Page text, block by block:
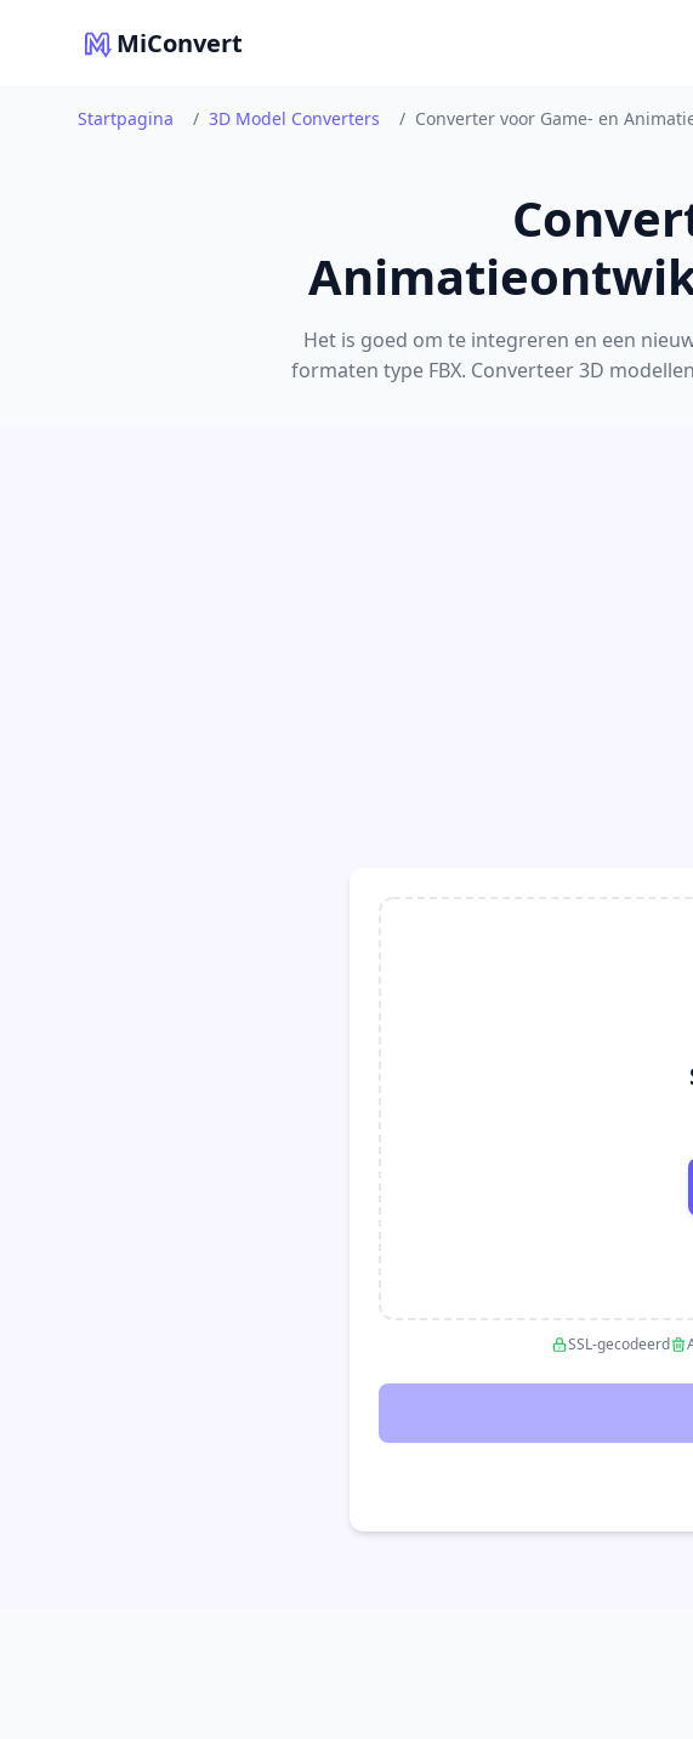
MiConvert
Startpagina / 3D Model Converters / Converter voor Game- en
Het is goed om te integreren en een
formaten type FBX. Converteer 3D
SSL-gecodeerd